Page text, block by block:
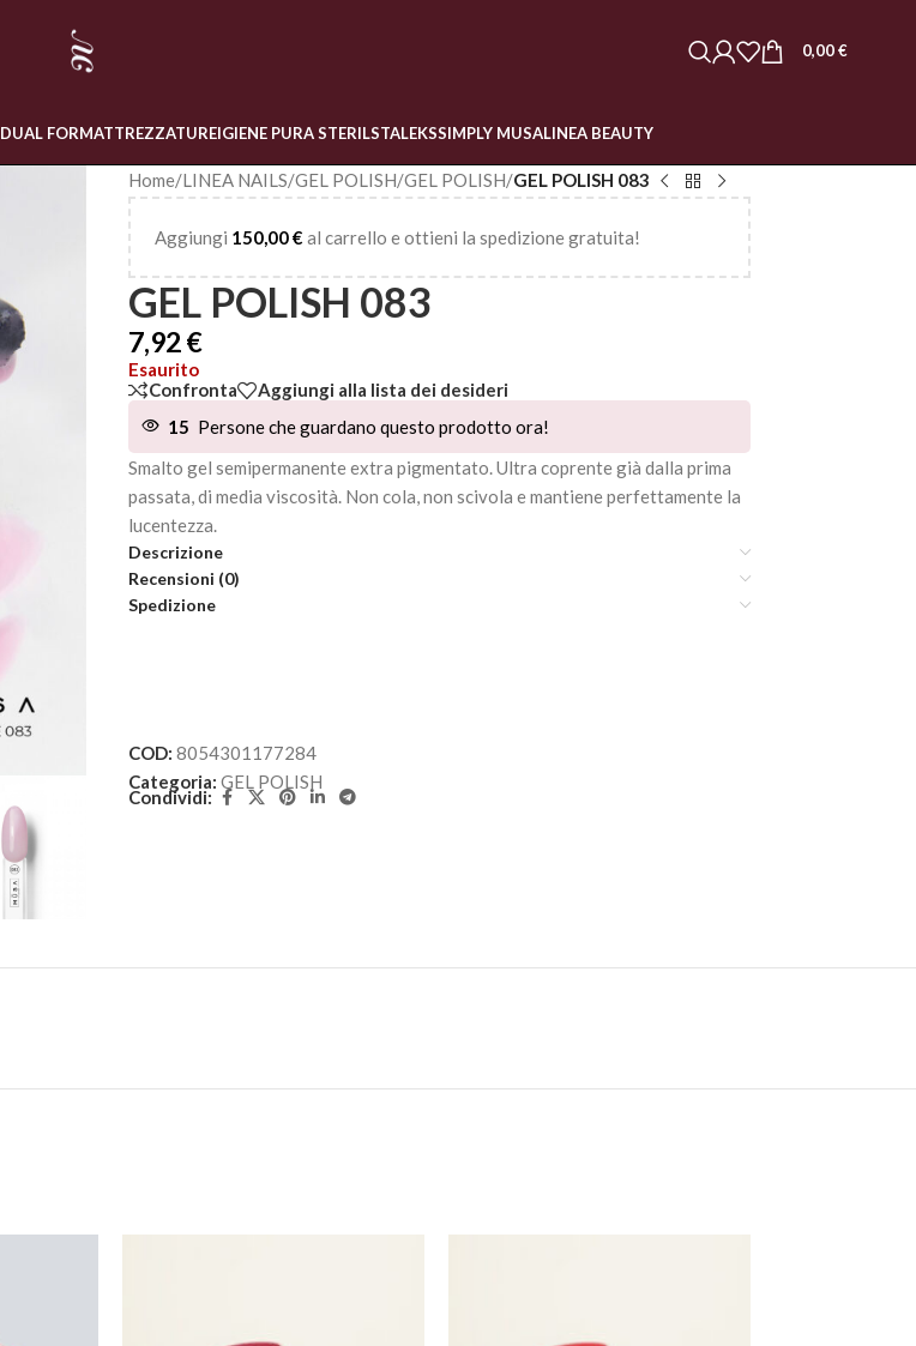
0,00€
DUAL FORMATTREZZATUREIGIENE PURA STERILSTALEKSSIMPLY MUSALINEA BEAUTY
Home/LINEA NAILS/GEL POLISH/GEL POLISH/GEL POLISH 083
Aggiungi 150,00€ al carrello e ottieni la spedizione gratuita!
GEL POLISH 083
7,92 €
Esaurito
Confronta
Aggiungi alla lista dei desideri
15 Persone che guardano questo prodotto ora!
Smalto gel semipermanente extra pigmentato. Ultra coprente già dalla prima
passata, di media viscosità. Non cola, non scivola e mantiene perfettamente la
lucentezza.
Descrizione
Recensioni (0)
Spedizione
COD: 8054301177284
Categoria: GEL POLISH
Condividi: